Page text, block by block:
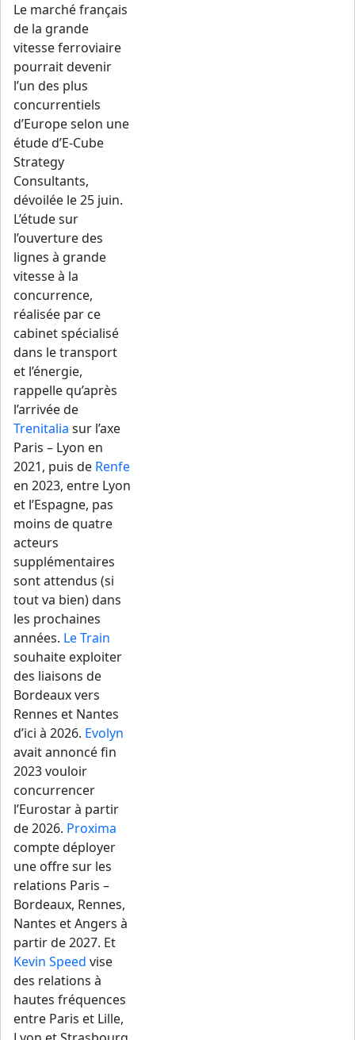
Le marché français
de la grande
vitesse ferroviaire
pourrait devenir
l’un des plus
concurrentiels
d’Europe selon une
étude d’E-Cube
Strategy
Consultants,
dévoilée le 25 juin.
L’étude sur
l’ouverture des
lignes à grande
vitesse à la
concurrence,
réalisée par ce
cabinet spécialisé
dans le transport
et l’énergie,
rappelle qu’après
l’arrivée de
Trenitalia sur l’axe
Paris – Lyon en
2021, puis de Renfe
en 2023, entre Lyon
et l’Espagne, pas
moins de quatre
acteurs
supplémentaires
sont attendus (si
tout va bien) dans
les prochaines
années. Le Train
souhaite exploiter
des liaisons de
Bordeaux vers
Rennes et Nantes
d’ici à 2026. Evolyn
avait annoncé fin
2023 vouloir
concurrencer
l’Eurostar à partir
de 2026. Proxima
compte déployer
une offre sur les
relations Paris –
Bordeaux, Rennes,
Nantes et Angers à
partir de 2027. Et
Kevin Speed vise
des relations à
hautes fréquences
entre Paris et Lille,